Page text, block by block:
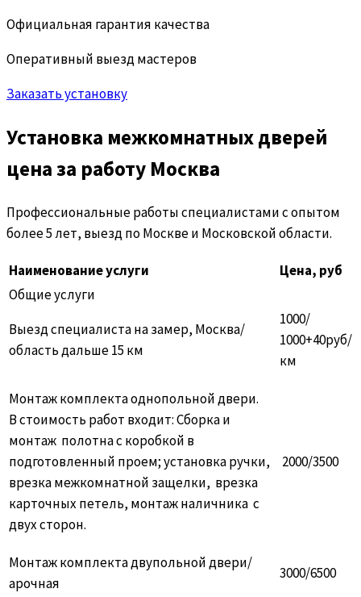
Официальная гарантия качества
Оперативный выезд мастеров
Заказать установку
Установка межкомнатных дверей
цена за работу Москва
Профессиональные работы специалистами с опытом
более 5 лет, выезд по Москве и Московской области.
Наименование услуги
Цена, руб
Общие услуги
Выезд специалиста на замер, Москва/
область дальше 15 км
1000/
1000+40руб/
км
Монтаж комплекта однопольной двери.
В стоимость работ входит: Сборка и
монтаж полотна с коробкой в
подготовленный проем; установка ручки,
врезка межкомнатной защелки, врезка
карточных петель, монтаж наличника с
двух сторон.
2000/3500
Монтаж комплекта двупольной двери/
арочная
3000/6500